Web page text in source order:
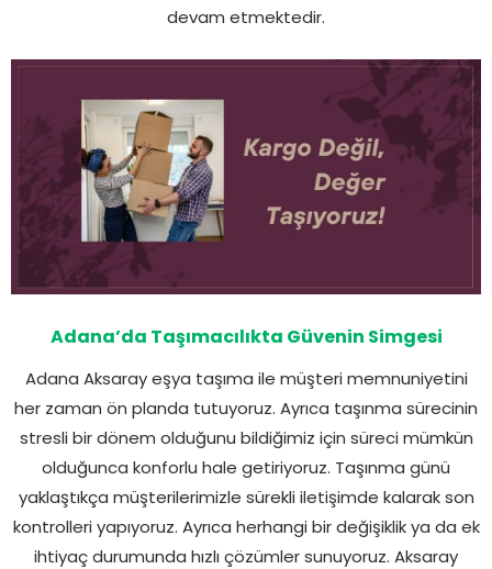
devam etmektedir.
Adana’da Taşımacılıkta Güvenin Simgesi
Adana Aksaray eşya taşıma ile müşteri memnuniyetini
her zaman ön planda tutuyoruz. Ayrıca taşınma sürecinin
stresli bir dönem olduğunu bildiğimiz için süreci mümkün
olduğunca konforlu hale getiriyoruz. Taşınma günü
yaklaştıkça müşterilerimizle sürekli iletişimde kalarak son
kontrolleri yapıyoruz. Ayrıca herhangi bir değişiklik ya da ek
ihtiyaç durumunda hızlı çözümler sunuyoruz. Aksaray